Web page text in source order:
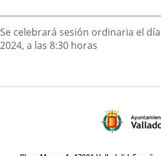
Descripción
Se celebrará sesión ordinaria el
2024, a las 8:30 horas